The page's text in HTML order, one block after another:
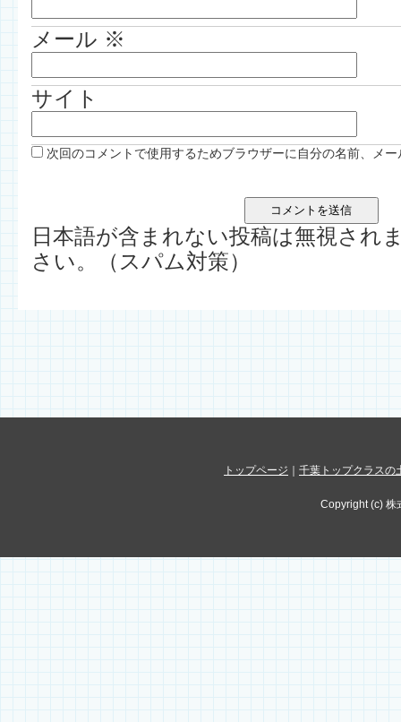
メール ※
サイト
次回のコメントで使用するためブラウザーに自分の名前、メ
日本語が含まれない投稿は無視され
さい。（スパム対策）
トップページ 千葉トップクラスの
Copyright (c) 株